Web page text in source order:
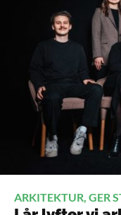
ARKITEKTUR, GER